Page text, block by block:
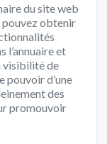
du site web
pouvez obtenir
l’annuaire et
visibilité de
pouvoir d’une
des
promouvoir